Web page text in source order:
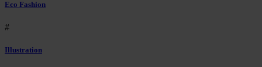
Eco Fashion
#
Illustration